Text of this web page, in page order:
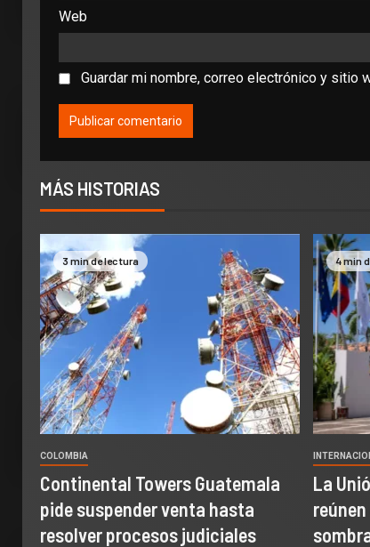
Web
Guardar mi nombre, correo electrónico y sitio
MÁS HISTORIAS
3 min de lectura
COLOMBIA
Continental Towers Guatemala
pide suspender venta hasta
resolver procesos judiciales
4 min
La